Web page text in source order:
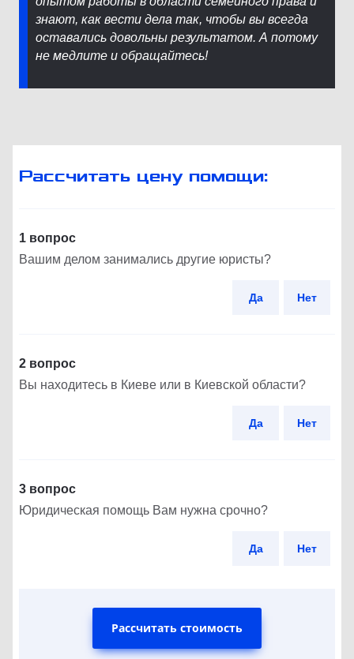
знают, как вести дела так, чтобы вы всегда
оставались довольны результатом. А потому
не медлите и обращайтесь!
Рассчитать цену помощи:
1 вопрос
Вашим делом занимались другие юристы?
Да Нет
2 вопрос
Вы находитесь в Киеве или в Киевской области?
Да Нет
3 вопрос
Юридическая помощь Вам нужна срочно?
Да Нет
Рассчитать стоимость